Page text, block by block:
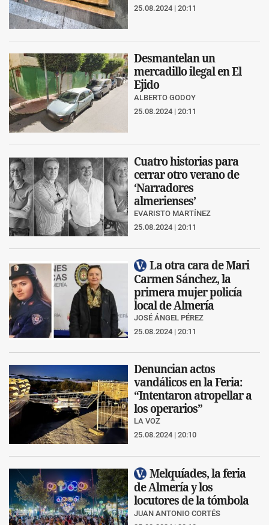
25.08.2024 | 20:11
Desmantelan un
mercadillo ilegal en El
Ejido
ALBERTO GODOY
25.08.2024 | 20:11
Cuatro historias para
cerrar otro verano de
‘Narradores
almerienses’
EVARISTO MARTÍNEZ
25.08.2024 | 20:11
La otra cara de Mari
Carmen Sánchez, la
primera mujer policía
local de Almería
JOSÉ ÁNGEL PÉREZ
25.08.2024 | 20:11
Denuncian actos
vandálicos en la Feria:
“Intentaron atropellar a
los operarios”
LA VOZ
25.08.2024 | 20:10
Melquíades, la feria
de Almería y los
locutores de la tómbola
JUAN ANTONIO CORTÉS